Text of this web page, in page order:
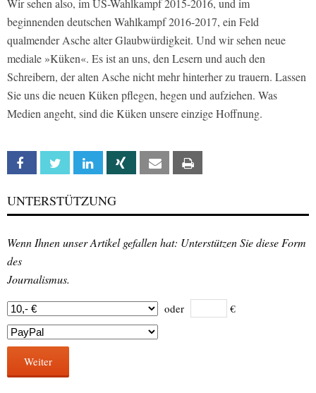
Wir sehen also, im US-Wahlkampf 2015-2016, und im
beginnenden deutschen Wahlkampf 2016-2017, ein Feld
qualmender Asche alter Glaubwürdigkeit. Und wir sehen neue
mediale »Küken«. Es ist an uns, den Lesern und auch den
Schreibern, der alten Asche nicht mehr hinterher zu trauern. Lassen
Sie uns die neuen Küken pflegen, hegen und aufziehen. Was
Medien angeht, sind die Küken unsere einzige Hoffnung.
Facebook Twitter Linkedin Xing Email
UNTERSTÜTZUNG
Wenn Ihnen unser Artikel gefallen hat: Unterstützen Sie diese Form
des
Journalismus.
oder €
Weiter